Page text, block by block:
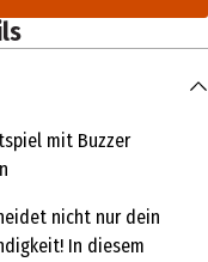
mit Buzzer
nicht nur dein
In diesem